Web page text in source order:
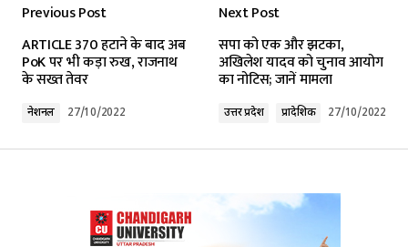
Previous Post
ARTICLE 370 हटाने के बाद अब
PoK पर भी कड़ा रुख, राजनाथ
के सख्त तेवर
नेशनल 27/10/2022
Next Post
सपा को एक और झटका,
अखिलेश यादव को चुनाव आयोग
का नोटिस; जानें मामला
उत्तर प्रदेश प्रादेशिक 27/10/2022